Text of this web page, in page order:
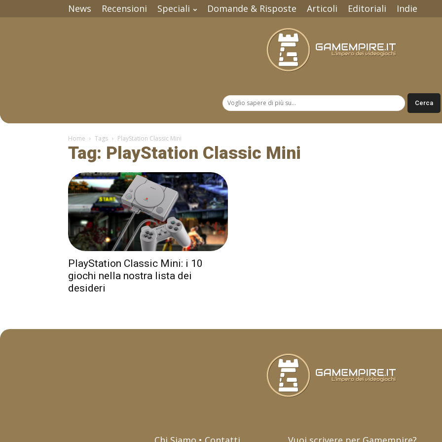
News Recensioni Speciali Domande & Risposte Articoli Editoriali Indie
Home Tags PlayStation Classic Mini
Tag: PlayStation Classic Mini
PlayStation Classic Mini: i 10
giochi nella nostra lista dei
desideri